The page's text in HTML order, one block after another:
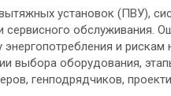
установок (ПВУ),
сервисного обслуживания.
энергопотребления и
выбора оборудования,
генподрядчиков,